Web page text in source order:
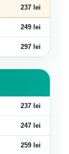
237 lei
249 lei
297 lei
237 lei
247 lei
259 lei